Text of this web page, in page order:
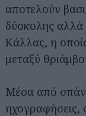
αποτελούν
δύσκολης αλλά
Κάλλας, η
μεταξύ
Μέσα από
ηχογραφήσεις,